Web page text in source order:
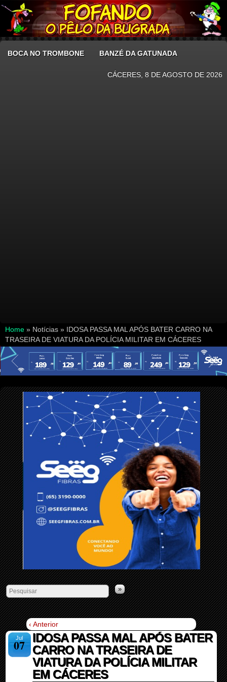
BOCA NO TROMBONE BANZÉ DA GATUNADA
CÁCERES, 8 DE AGOSTO DE 2026
Home » Notícias » IDOSA PASSA MAL APÓS BATER CARRO NA
TRASEIRA DE VIATURA DA POLÍCIA MILITAR EM CÁCERES
»
‹ Anterior
Jul
07
IDOSA PASSA MAL APÓS BATER
CARRO NA TRASEIRA DE
VIATURA DA POLÍCIA MILITAR
EM CÁCERES